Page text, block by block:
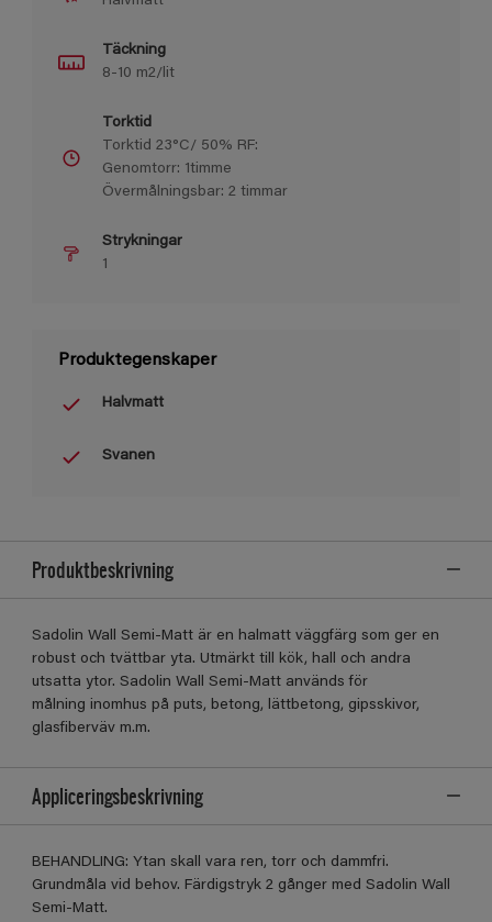
Täckning
8-10 m2/lit
Torktid
Torktid 23°C/ 50% RF:
Genomtorr: 1timme
Övermålningsbar: 2 timmar
Strykningar
1
Produktegenskaper
Halvmatt
Svanen
Produktbeskrivning
Sadolin Wall Semi-Matt är en halmatt väggfärg som ger en
robust och tvättbar yta. Utmärkt till kök, hall och andra
utsatta ytor. Sadolin Wall Semi-Matt används för
målning inomhus på puts, betong, lättbetong, gipsskivor,
glasfiberväv m.m.
Appliceringsbeskrivning
BEHANDLING: Ytan skall vara ren, torr och dammfri.
Grundmåla vid behov. Färdigstryk 2 gånger med Sadolin Wall
Semi-Matt.